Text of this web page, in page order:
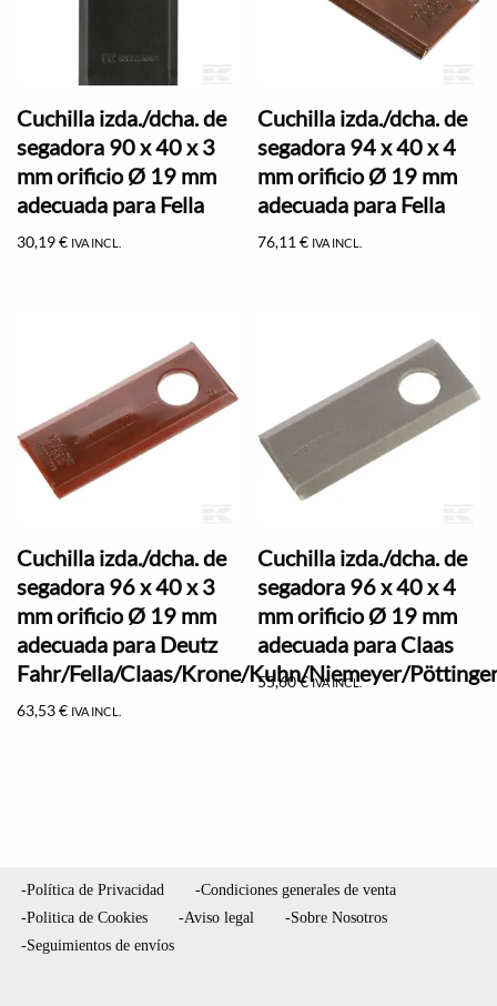
Cuchilla izda./dcha. de
segadora 90 x 40 x 3
mm orificio Ø 19 mm
adecuada para Fella
30,19€ IVA INCL.
Cuchilla izda./dcha. de
segadora 94 x 40 x 4
mm orificio Ø 19 mm
adecuada para Fella
76,11€ IVA INCL.
Cuchilla izda./dcha. de
segadora 96 x 40 x 3
mm orificio Ø 19 mm
adecuada para Deutz
Fahr/Fella/Claas/Krone/Kuhn/Niemeyer/
63,53€ IVA INCL.
Cuchilla izda./dcha. de
segadora 96 x 40 x 4
mm orificio Ø 19 mm
adecuada para Claas
55,60€ IVA INCL.
-Política de Privacidad
-Condiciones generales de venta
-Politica de Cookies
-Aviso legal
-Sobre Nosotros
-Seguimientos de envíos